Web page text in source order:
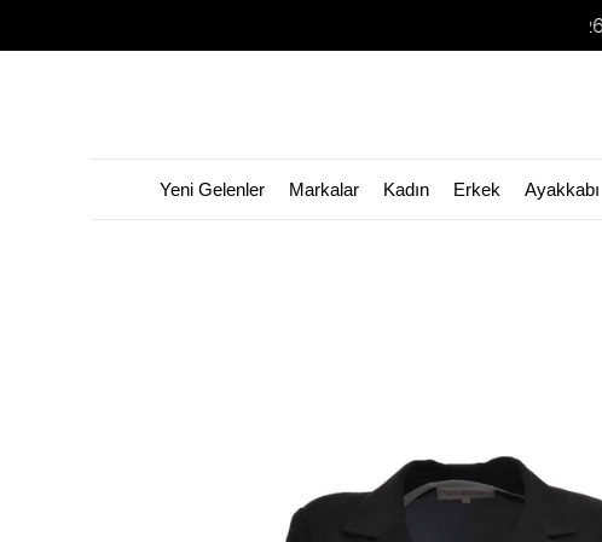
Yeni Gelenler Markalar Kadın Erkek Ayakkabı